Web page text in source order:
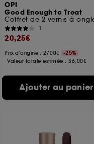
OPI
Good Enough to Treat
1
20,25€
Prix d'origine : 27,00€
-25%
Valeur totale estimée :36,00€
Ajouter au panier